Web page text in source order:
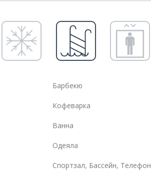
Барбекю
Кофеварка
Ванна
Одеяла
Спортзал, Бассейн, Телефон